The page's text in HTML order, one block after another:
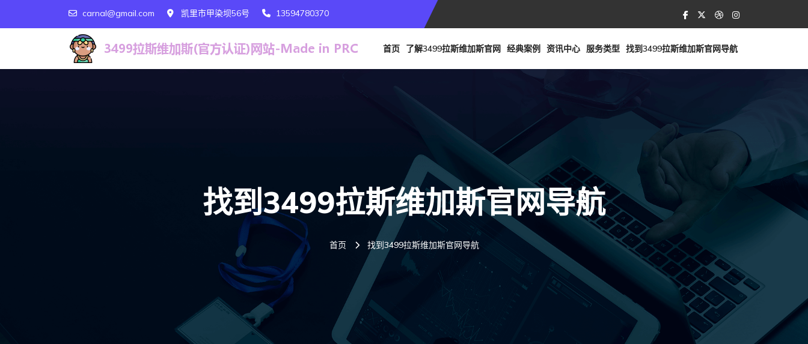
carnal@gmail.com 凯里市甲染坝56号 13594780370
首页 了解3499拉斯维加斯官网 经典案例 资讯中心 服务类型 找到3499拉斯维加斯官网导航
找到3499拉斯维加斯官网导航
首页 找到3499拉斯维加斯官网导航